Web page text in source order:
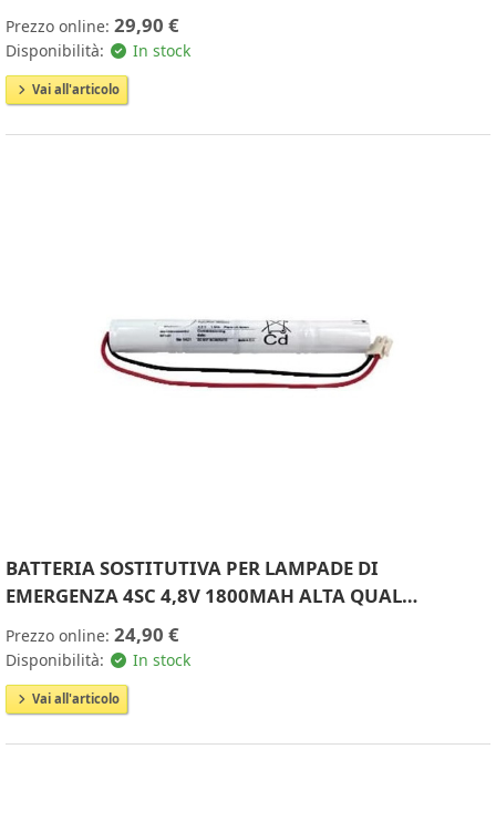
Prezzo online: 29,90 €
Disponibilità: In stock
Vai all'articolo
BATTERIA SOSTITUTIVA PER LAMPADE DI
EMERGENZA 4SC 4,8V 1800MAH ALTA QUAL…
Prezzo online: 24,90 €
Disponibilità: In stock
Vai all'articolo